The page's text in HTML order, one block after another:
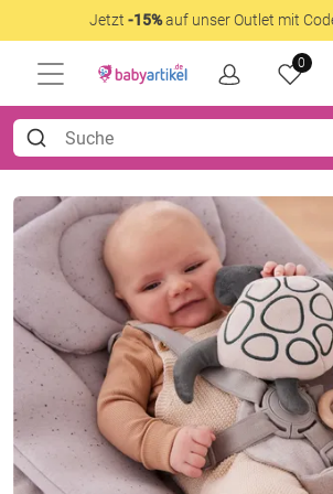
Jetzt -15%auf unser Outlet mit
0
Große
Jetzt ausgewählte B-Ware
Code: bware20 shoppen
B-Ware